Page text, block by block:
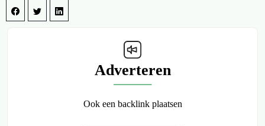
Adverteren
Ook een backlink plaatsen